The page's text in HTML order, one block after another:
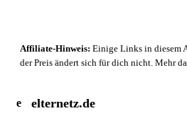
Affiliate-Hinweis: Einige Links in diesem
der Preis ändert sich für dich nicht. Mehr
e elternetz.de